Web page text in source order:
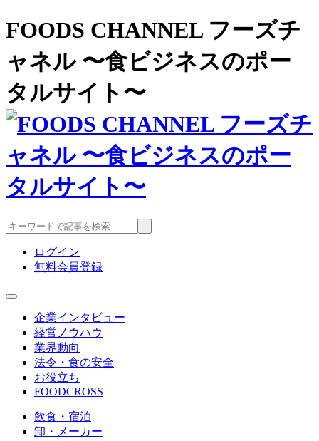
FOODS CHANNEL フーズチ
ャネル 〜食ビジネスのポー
タルサイト〜
ログイン
無料会員登録
企業インタビュー
経営ノウハウ
業界動向
法令・食の安全
お役立ち
FOODCROSS
飲食・宿泊
卸・メーカー